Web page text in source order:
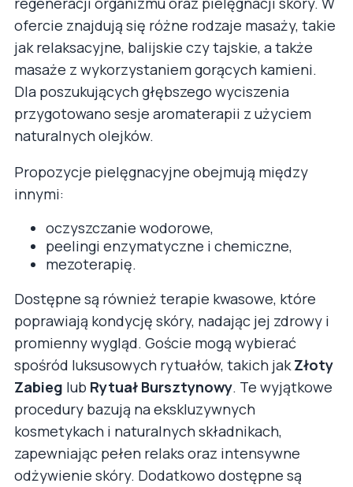
ofercie znajdują się różne rodzaje masaży, takie
jak relaksacyjne, balijskie czy tajskie, a także
masaże z wykorzystaniem gorących kamieni.
Dla poszukujących głębszego wyciszenia
przygotowano sesje aromaterapii z użyciem
naturalnych olejków.
Propozycje pielęgnacyjne obejmują między
innymi:
oczyszczanie wodorowe,
peelingi enzymatyczne i chemiczne,
mezoterapię.
Dostępne są również terapie kwasowe, które
poprawiają kondycję skóry, nadając jej zdrowy i
promienny wygląd. Goście mogą wybierać
spośród luksusowych rytuałów, takich jakZłoty
Zabieg lub Rytuał Bursztynowy. Te wyjątkowe
procedury bazują na ekskluzywnych
kosmetykach i naturalnych składnikach,
zapewniając pełen relaks oraz intensywne
odżywienie skóry. Dodatkowo dostępne są